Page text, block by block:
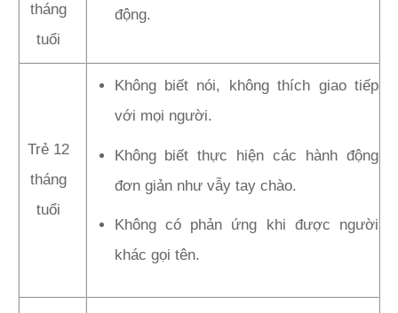
tháng
tuổi
động.
Trẻ 12
tháng
tuổi
Không biết nói, không thích giao tiếp
với mọi người.
Không biết thực hiện các hành động
đơn giản như vẫy tay chào.
Không có phản ứng khi được người
khác gọi tên.